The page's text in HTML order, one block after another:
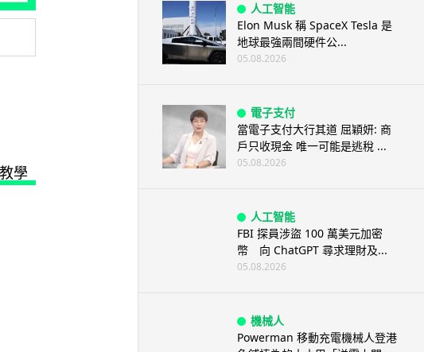
人工智能
Elon Musk 稱 SpaceX Tesla 是
地球最強兩間硬件公...
05.08.2026
電子支付
當電子支付大行其道 屈穎妍: 商
戶只收現金 唯一可能是逃稅 ...
05.08.2026
人工智能
FBI 探員涉盜 100 萬美元加密
幣 向 ChatGPT 尋求理財及...
05.08.2026
機械人
Powerman 移動充電機械人登港